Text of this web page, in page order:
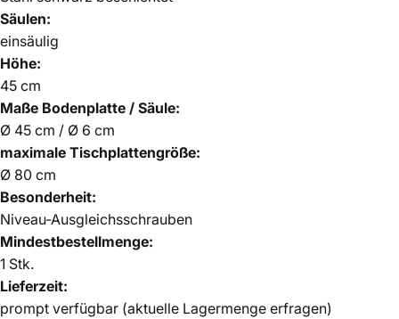
Säulen:
einsäulig
Höhe:
45 cm
Maße Bodenplatte / Säule:
Ø 45 cm / Ø 6 cm
maximale Tischplattengröße:
Ø 80 cm
Besonderheit:
Niveau-Ausgleichsschrauben
Mindestbestellmenge:
1 Stk.
Lieferzeit:
prompt verfügbar (aktuelle Lagermenge erfragen)